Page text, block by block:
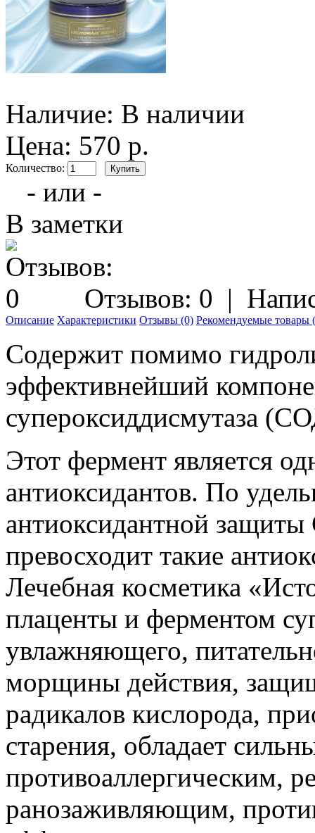
Наличие: В наличии
Цена: 570 р.
Количество:
- или -
В заметки
Отзывов: 0 |
Описание Характеристики Отзывы (0) Рекомендуемые товары
Содержит помимо
эффективнейший
супероксиддисмутаза
Этот фермент является
антиоксидантов. По
антиоксидантной
превосходит такие
Лечебная косметика
плаценты и ферментом
увлажняющего,
морщины действия,
радикалов кислорода,
старения, обладает
противоаллергическим,
ранозаживляющим,